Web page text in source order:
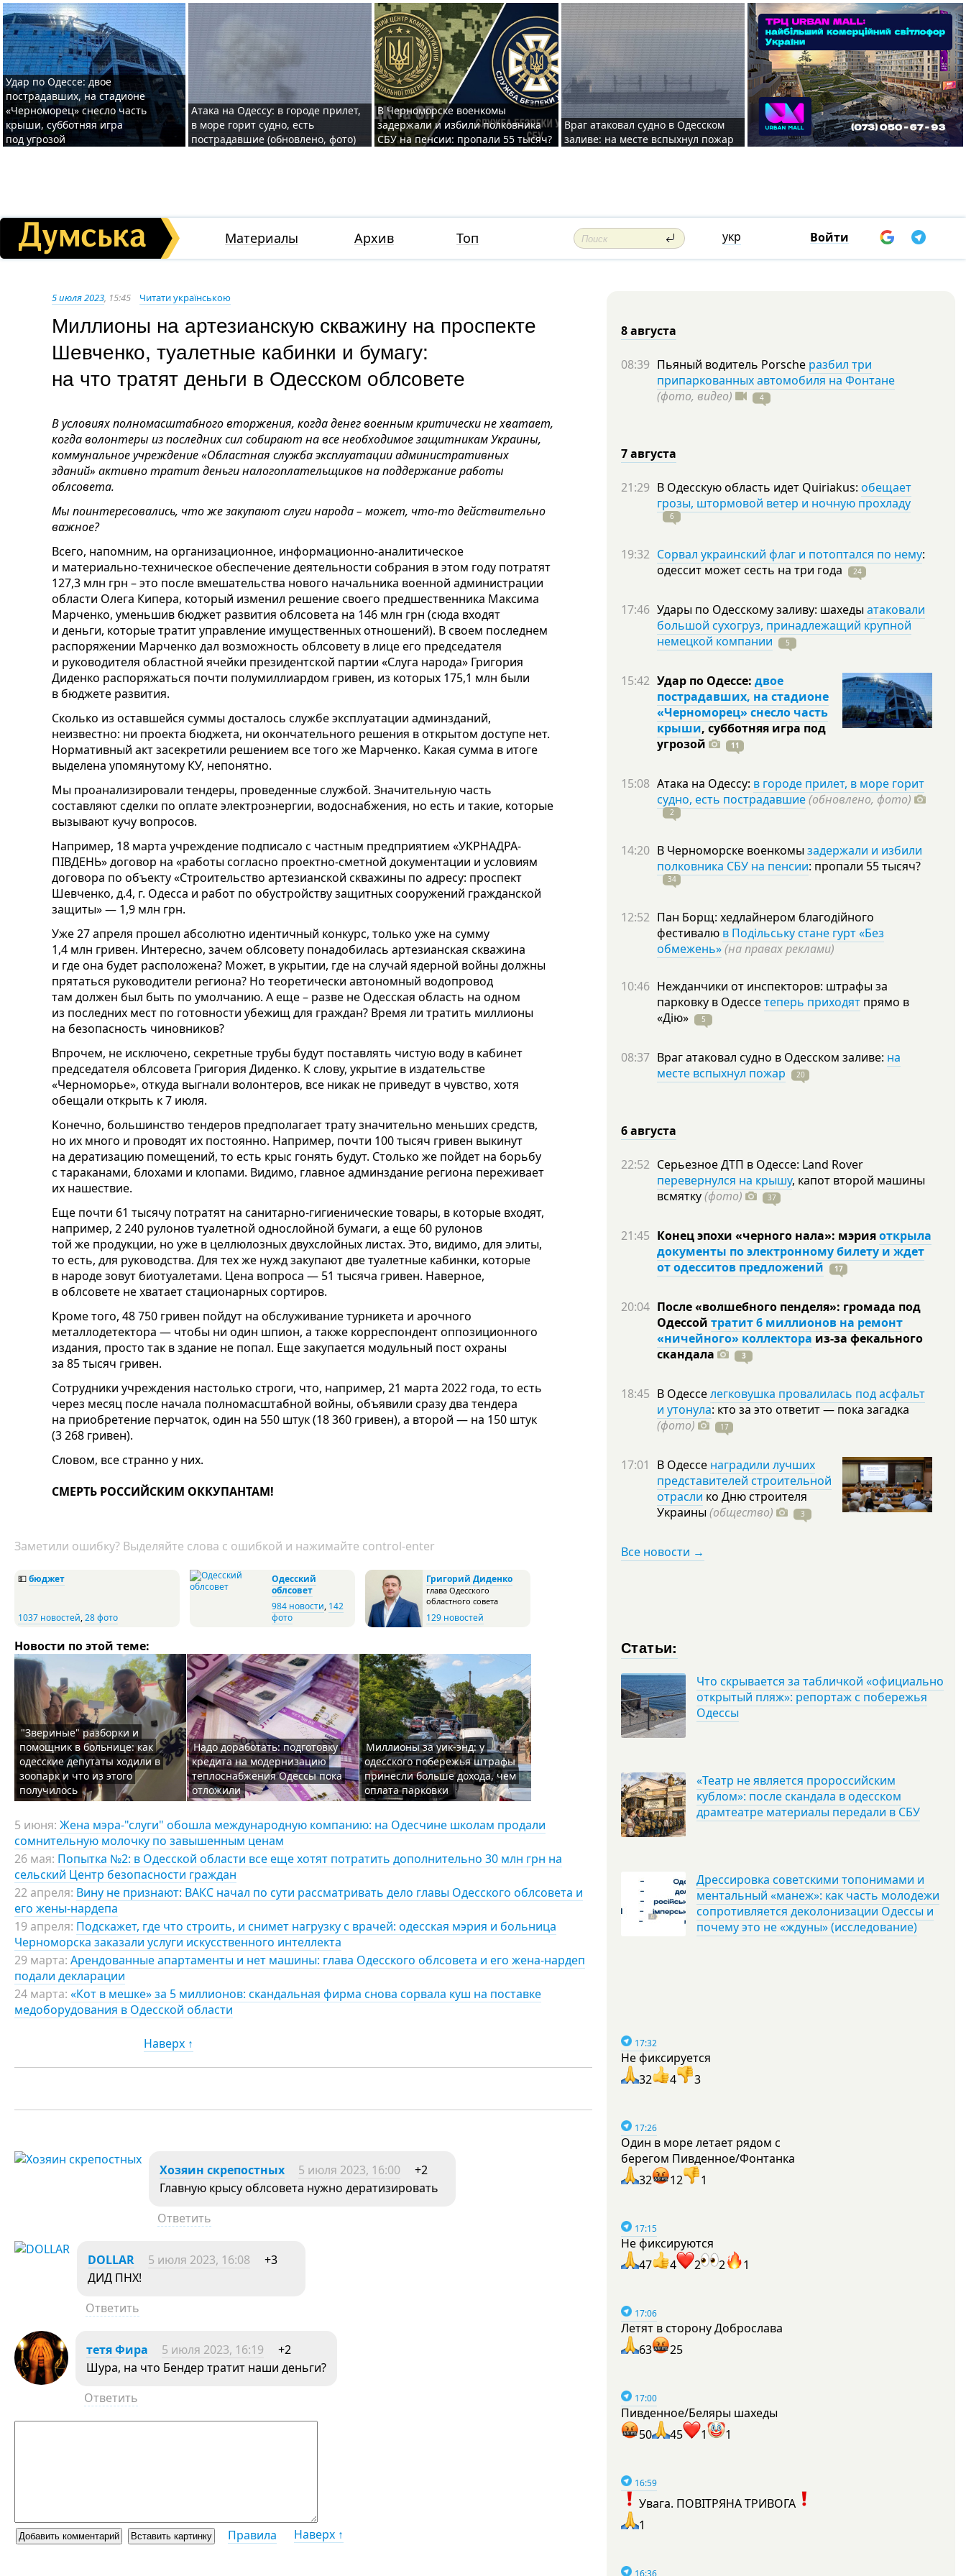
Удар по Одессе: двое
пострадавших, на стадионе
«Черноморец» снесло часть
крыши, субботняя игра
под угрозой
Атака на Одессу: в городе прилет,
в море горит судно, есть
пострадавшие (обновлено, фото)
В Черноморске военкомы
задержали и избили полковника
СБУ на пенсии: пропали 55 тысяч?
Враг атаковал судно в Одесском
заливе: на месте вспыхнул пожар
Материалы Архив Топ укр Войти
5 июля 2023, 15:45 Читати українською
Миллионы на артезианскую скважину на проспекте
Шевченко, туалетные кабинки и бумагу:
на что тратят деньги в Одесском облсовете
В условиях полномасштабного вторжения, когда денег военным критически не хватает,
когда волонтеры из последних сил собирают на все необходимое защитникам Украины,
коммунальное учреждение «Областная служба эксплуатации административных
зданий» активно тратит деньги налогоплательщиков на поддержание работы
облсовета.
Мы поинтересовались, что же закупают слуги народа – может, что-то действительно
важное?
Всего, напомним, на организационное, информационно-аналитическое
и материально-техническое обеспечение деятельности собрания в этом году потратят
127,3 млн грн – это после вмешательства нового начальника военной администрации
области Олега Кипера, который изменил решение своего предшественника Максима
Марченко, уменьшив бюджет развития облсовета на 146 млн грн (сюда входят
и деньги, которые тратит управление имущественных отношений). В своем последнем
распоряжении Марченко дал возможность облсовету в лице его председателя
и руководителя областной ячейки президентской партии «Слуга народа» Григория
Диденко распоряжаться почти полумиллиардом гривен, из которых 175,1 млн были
в бюджете развития.
Сколько из оставшейся суммы досталось службе эксплуатации админзданий,
неизвестно: ни проекта бюджета, ни окончательного решения в открытом доступе нет.
Нормативный акт засекретили решением все того же Марченко. Какая cумма в итоге
выделена упомянутому КУ, непонятно.
Мы проанализировали тендеры, проведенные службой. Значительную часть
составляют сделки по оплате электроэнергии, водоснабжения, но есть и такие, которые
вызывают кучу вопросов.
Например, 18 марта учреждение подписало с частным предприятием «УКРНАДРА-
ПІВДЕНЬ» договор на «работы согласно проектно-сметной документации и условиям
договора по объекту «Строительство артезианской скважины по адресу: проспект
Шевченко, д.4, г. Одесса и работ по обустройству защитных сооружений гражданской
защиты» — 1,9 млн грн.
Уже 27 апреля прошел абсолютно идентичный конкурс, только уже на сумму
1,4 млн гривен. Интересно, зачем облсовету понадобилась артезианская скважина
и где она будет расположена? Может, в укрытии, где на случай ядерной войны должны
прятаться руководители региона? Но теоретически автономный водопровод
там должен был быть по умолчанию. А еще – разве не Одесская область на одном
из последних мест по готовности убежищ для граждан? Время ли тратить миллионы
на безопасность чиновников?
Впрочем, не исключено, секретные трубы будут поставлять чистую воду в кабинет
председателя облсовета Григория Диденко. К слову, укрытие в издательстве
«Черноморье», откуда выгнали волонтеров, все никак не приведут в чувство, хотя
обещали открыть к 7 июля.
Конечно, большинство тендеров предполагает трату значительно меньших средств,
но их много и проводят их постоянно. Например, почти 100 тысяч гривен выкинут
на дератизацию помещений, то есть крыс гонять будут. Столько же пойдет на борьбу
с тараканами, блохами и клопами. Видимо, главное админздание региона переживает
их нашествие.
Еще почти 61 тысячу потратят на санитарно-гигиенические товары, в которые входят,
например, 2 240 рулонов туалетной однослойной бумаги, а еще 60 рулонов
той же продукции, но уже в целлюлозных двухслойных листах. Это, видимо, для элиты,
то есть, для руководства. Для тех же нужд закупают две туалетные кабинки, которые
в народе зовут биотуалетами. Цена вопроса — 51 тысяча гривен. Наверное,
в облсовете не хватает стационарных сортиров.
Кроме того, 48 750 гривен пойдут на обслуживание турникета и арочного
металлодетектора — чтобы ни один шпион, а также корреспондент оппозиционного
издания, просто так в здание не попал. Еще закупается модульный пост охраны
за 85 тысяч гривен.
Сотрудники учреждения настолько строги, что, например, 21 марта 2022 года, то есть
через месяц после начала полномасштабной войны, объявили сразу два тендера
на приобретение перчаток, один на 550 штук (18 360 гривен), а второй — на 150 штук
(3 268 гривен).
Словом, все странно у них.
СМЕРТЬ РОССИЙСКИМ ОККУПАНТАМ!
Заметили ошибку? Выделяйте слова с ошибкой и нажимайте control-enter
💵бюджет
1037 новостей,28 фото
Одесский
облсовет
984 новости, 142
фото
Григорий Диденко
глава Одесского
областного совета
129 новостей
Новости по этой теме:
"Звериные" разборки и
помощник в больнице: как
одесские депутаты ходили в
зоопарк и что из этого
получилось
Надо доработать: подготовку
кредита на модернизацию
теплоснабжения Одессы пока
отложили
Миллионы за уик-энд: у
одесского побережья штрафы
принесли больше дохода, чем
оплата парковки
5 июня: Жена мэра-"слуги" обошла международную компанию: на Одесчине школам продали
сомнительную молочку по завышенным ценам
26 мая: Попытка №2: в Одесской области все еще хотят потратить дополнительно 30 млн грн на
сельский Центр безопасности граждан
22 апреля: Вину не признают: ВАКС начал по сути рассматривать дело главы Одесского облсовета и
его жены-нардепа
19 апреля: Подскажет, где что строить, и снимет нагрузку с врачей: одесская мэрия и больница
Черноморска заказали услуги искусственного интеллекта
29 марта: Арендованные апартаменты и нет машины: глава Одесского облсовета и его жена-нардеп
подали декларации
24 марта: «Кот в мешке» за 5 миллионов: скандальная фирма снова сорвала куш на поставке
медоборудования в Одесской области
Наверх ↑
Хозяин скрепостных 5 июля 2023, 16:00
+2
Главную крысу облсовета нужно дератизировать
Ответить
DOLLAR 5 июля 2023, 16:08
+3
ДИД ПНХ!
Ответить
тетя Фира 5 июля 2023, 16:19
+2
Шура, на что Бендер тратит наши деньги?
Ответить
Правила Наверх ↑
8 августа
08:39 Пьяный водитель Porsche разбил три
припаркованных автомобиля на Фонтане
(фото, видео)
4
7 августа
21:29 В Одесскую область идет Quiriakus: обещает
грозы, штормовой ветер и ночную прохладу
6
19:32 Сорвал украинский флаг и потоптался по нему:
одессит может сесть на три года 24
17:46 Удары по Одесскому заливу: шахеды атаковали
большой сухогруз, принадлежащий крупной
немецкой компании
5
15:42 Удар по Одессе: двое
пострадавших, на стадионе
«Черноморец» снесло часть
крыши, субботняя игра под
угрозой
11
15:08 Атака на Одессу: в городе прилет, в море горит
судно, есть пострадавшие(обновлено, фото)
2
14:20 В Черноморске военкомы задержали и избили
полковника СБУ на пенсии: пропали 55тысяч?
34
12:52 Пан Борщ: хедлайнером благодійного
фестивалю в Подільську стане гурт «Без
обмежень»(на правах реклами)
10:46 Нежданчики от инспекторов: штрафы за
парковку в Одессетеперь приходят прямо в
«Дію»
5
08:37 Враг атаковал судно в Одесском заливе: на
месте вспыхнул пожар
20
6 августа
22:52 Серьезное ДТП в Одессе: Land Rover
перевернулся на крышу, капот второй машины
всмятку(фото) 37
21:45 Конец эпохи «черного нала»: мэрияоткрыла
документы по электронному билету и ждет
от одесситов предложений
17
20:04 После «волшебного пенделя»: громада под
Одессой тратит 6 миллионов на ремонт
«ничейного» коллектора из-за фекального
скандала
3
18:45 В Одесселегковушка провалилась под асфальт
и утонула: кто за это ответит — пока загадка
(фото)
17
17:01 В Одессе наградили лучших
представителей строительной
отрасли ко Дню строителя
Украины (общество) 3
Все новости →
Статьи:
Что скрывается за табличкой «официально
открытый пляж»: репортаж с побережья
Одессы
«Театр не является пророссийским
кублом»: после скандала в одесском
драмтеатре материалы передали в СБУ
Дрессировка советскими топонимами и
ментальный «манеж»: как часть молодежи
сопротивляется деколонизации Одессы и
почему это не «ждуны» (исследование)
17:32
Не фиксируется
32
4 3
17:26
Один в море летает рядом с
берегом Пивденное/Фонтанка
32
12 1
17:15
Не фиксируются
47
4 2 2 1
17:06
Летят в сторону Доброслава
63
25
17:00
Пивденное/Беляры шахеды
50
45 1 1
16:59
Увага. ПОВІТРЯНА ТРИВОГА
1
16:36